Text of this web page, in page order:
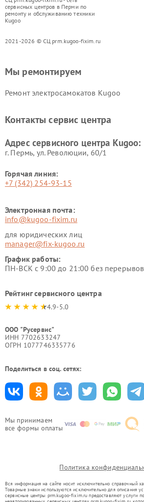
сервисных центров в Перми по
ремонту и обслуживанию техники
Kugoo
2021-2026 © СЦ prm.kugoo-fixim.ru
Мы принимаем
все формы оплаты
Мы ремонтируем
Ремонт электросамокатов Kugoo
Контакты сервис центра
Адрес сервисного центра Kugoo:
г. Пермь, ул. ​Революции, 60/1
Горячая линия:
+7 (342) 254-93-15
Электронная почта:
info@kugoo-fixim.ru
для юридических лиц
manager@fix-kugoo.ru
График работы:
ПН-ВСК с 9:00 до 21:00 без
Рейтинг сервисного центра
4.9-5.0
ООО "Русервис"
ИНН 7702633247
ОГРН 1077746335776
Поделиться в соц. сетях:
Политика
Вся информация на сайте носит исключительно справочный
Товарные знаки используются исключительно для описания
сервисные центры prm.kugoo-fixim.ru предоставляют услуги